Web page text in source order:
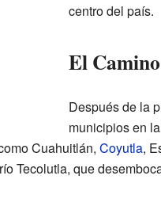
centro del país.
El
Después de la
municipios en
Cuahuitlán, Coyutla,
Tecolutla, que